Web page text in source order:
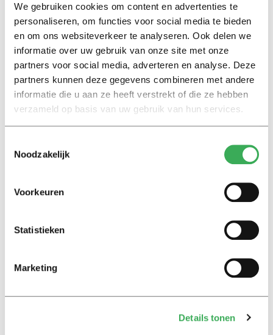
We gebruiken cookies om content en advertenties te
personaliseren, om functies voor social media te bieden
en om ons websiteverkeer te analyseren. Ook delen we
informatie over uw gebruik van onze site met onze
partners voor social media, adverteren en analyse. Deze
partners kunnen deze gegevens combineren met andere
informatie die u aan ze heeft verstrekt of die ze hebben
verzameld op basis van uw gebruik van hun services.
Noodzakelijk
Voorkeuren
Statistieken
Marketing
Details tonen
Roel Lauwerier, wethouder van de VVD: “Het mag geen
friettent worden hier, Tilburg heeft ook chique plekken
nodig, waar je op niveau kan ontvangen en kan
resideren. Wat mij betreft krijgt Tilburg ook een
sterrenrestaurant.”
Kortom, we hebben er een mooi gebouwtje in het bos
Onderwijs wordt er niet gegeven.
Marion Koopmans over online